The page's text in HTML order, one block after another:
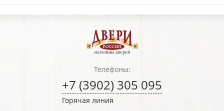
Телефоны:
+7 (3902) 305 095
Горячая линия